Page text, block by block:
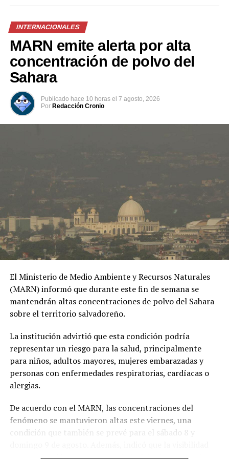
Previo al acto protocolario, el Vicemandatario
salvadoreño, dialogó con el Presidente Abelardo de la
Espriella, a quien envió un afectuoso saludo de parte del
Presidente Bukele y expresó sus mejores deseos al
asumir esta nueva responsabilidad al frente de la nación
colombiana.
INTERNACIONALES
MARN emite alerta por alta
concentración de polvo del
Sahara
Publicado hace 10 horas el 7 agosto, 2026
Por Redacción Cronio
El Ministerio de Medio Ambiente y Recursos Naturales
(MARN) informó que durante este fin de semana se
mantendrán altas concentraciones de polvo del Sahara
sobre el territorio salvadoreño.
La institución advirtió que esta condición podría
representar un riesgo para la salud, principalmente
para niños, adultos mayores, mujeres embarazadas y
personas con enfermedades respiratorias, cardíacas o
alergias.
De acuerdo con el MARN, las concentraciones del
fenómeno se mantuvieron altas este viernes, una
condición que también se prevé para el sábado 8 y